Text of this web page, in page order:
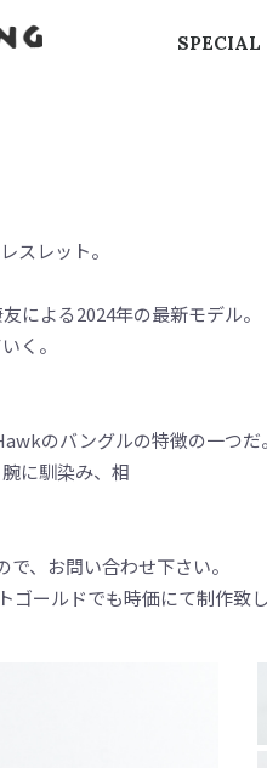
SPECIAL
スレット。
による2024年の最新モデル。
く。
のバングルの特徴の一つだ。
に馴染み、相
、お問い合わせ下さい。
ールドでも時価にて制作致し